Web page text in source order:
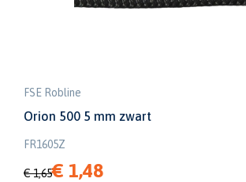
FSE Robline
Orion 500 5 mm zwart
FR1605Z
€ 1,65€ 1,48